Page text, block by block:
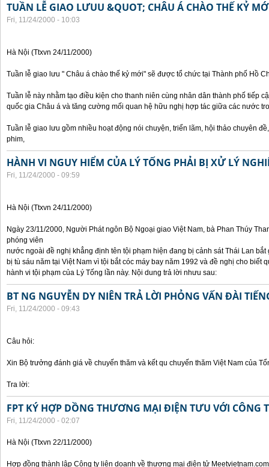
TUẦN LỄ GIAO LƯUU &QUOT; CHÂU Á CHÀO THẾ KỶ
Fri, 11/24/2000 - 10:03
Hà Nội (Ttxvn 24/11/2000)
Tuần lễ giao lưu " Châu á chào thế kỷ mới" sẽ được tổ chức tại Thành phố Hồ
Tuần lễ này nhằm tạo điều kiện cho thanh niên cùng nhân dân thành phố tiếp
quốc gia Châu á và tăng cường mối quan hệ hữu nghị hợp tác giữa các nước
Tuần lễ giao lưu gồm nhiều hoạt động nói chuyện, triển lãm, hội thảo chuyên
phim,
HÀNH VI NGUY HIỂM CỦA LÝ TỐNG PHẢI BỊ XỬ LÝ
Fri, 11/24/2000 - 09:59
Hà Nội (Ttxvn 24/11/2000)
Ngày 23/11/2000, Người Phát ngôn Bộ Ngoại giao Việt Nam, bà Phan Thúy
phóng viên
nước ngoài đề nghị khẳng định tên tội phạm hiện đang bị cảnh sát Thái Lan
bị tù sáu năm tại Việt Nam vì tội bắt cóc máy bay năm 1992 và đề nghị cho biết
hành vi tội phạm của Lý Tống lần này. Nội dung trả lời nhưu sau:
BT NG NGUYỄN DY NIÊN TRẢ LỜI PHỎNG VẤN ĐÀI
Fri, 11/24/2000 - 09:43
Câu hỏi:
Xin Bộ trưởng đánh giá về chuyến thăm và kết qu chuyến thăm Việt Nam của
Tra lời:
FPT KÝ HỢP DỒNG THƯƠNG MẠI ĐIỆN TƯU VỚI CÔNG
Fri, 11/24/2000 - 02:07
Hà Nội (Ttxvn 22/11/2000)
Hợp đồng thành lập Công ty liên doanh về thương mại điện tử